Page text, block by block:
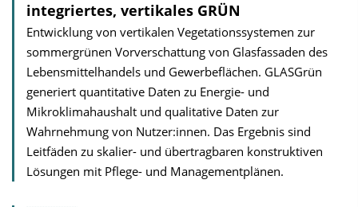
integriertes, vertikales GRÜN
Entwicklung von vertikalen Vegetationssystemen zur
sommergrünen Vorverschattung von Glasfassaden des
Lebensmittelhandels und Gewerbeflächen. GLASGrün
generiert quantitative Daten zu Energie- und
Mikroklimahaushalt und qualitative Daten zur
Wahrnehmung von Nutzer:innen. Das Ergebnis sind
Leit­fäden zu skalier- und übertragbaren konstruktiven
Lösungen mit Pflege- und Managementplänen.